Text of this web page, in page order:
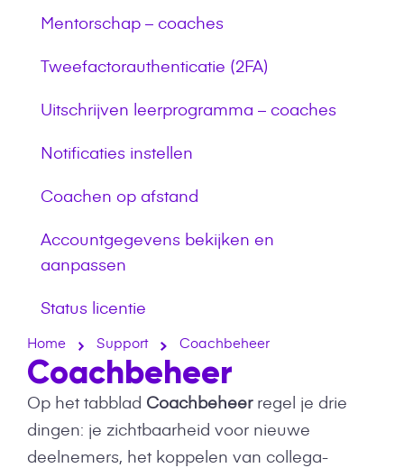
Mentorschap – coaches
Tweefactorauthenticatie (2FA)
Uitschrijven leerprogramma – coaches
Notificaties instellen
Coachen op afstand
Accountgegevens bekijken en
aanpassen
Status licentie
Home Support Coachbeheer
Coachbeheer
Op het tabblad Coachbeheerregel je drie
dingen: je zichtbaarheid voor nieuwe
deelnemers, het koppelen van collega-